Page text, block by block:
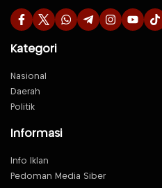
Kategori
Nasional
Daerah
Politik
Informasi
Info Iklan
Pedoman Media Siber